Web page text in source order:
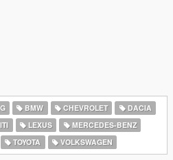
BMW CHEVROLET
DACIA
LEXUS
MERCEDES-BENZ
TOYOTA VOLKSWAGEN